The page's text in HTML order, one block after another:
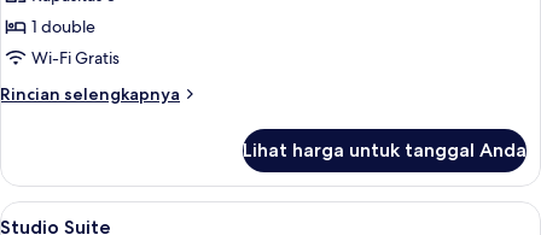
Double,
tanpa
1 double
Wi-Fi Gratis
Rincian selengkapnya
Rincian
Kamar
Double,
tanpa
Lihat harga untuk tanggal Anda
Lihat
Studio Suite | Seprai premium,
15
Studio Suite